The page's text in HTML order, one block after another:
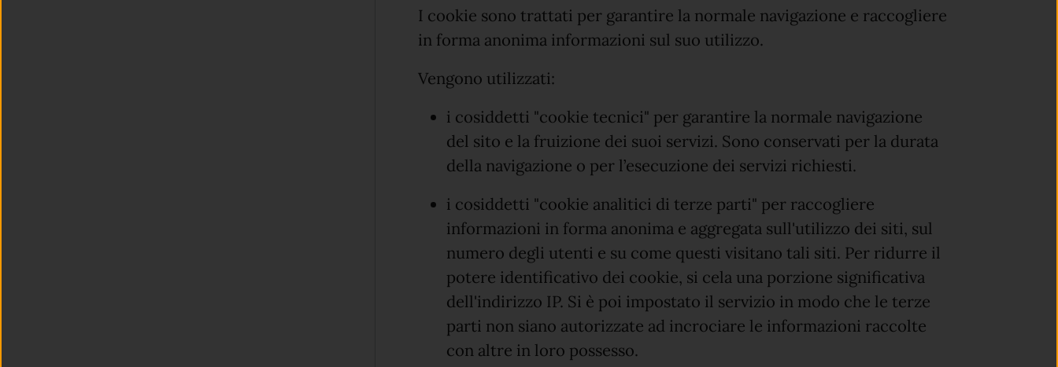
I cookie sono trattati per garantire la normale navigazione e raccogliere
in forma anonima informazioni sul suo utilizzo.
Vengono utilizzati:
i cosiddetti "cookie tecnici" per garantire la normale navigazione
del sito e la fruizione dei suoi servizi. Sono conservati per la durata
della navigazione o per l’esecuzione dei servizi richiesti.
i cosiddetti "cookie analitici di terze parti" per raccogliere
informazioni in forma anonima e aggregata sull'utilizzo dei siti, sul
numero degli utenti e su come questi visitano tali siti. Per ridurre il
potere identificativo dei cookie, si cela una porzione significativa
dell'indirizzo IP. Si è poi impostato il servizio in modo che le terze
parti non siano autorizzate ad incrociare le informazioni raccolte
con altre in loro possesso.